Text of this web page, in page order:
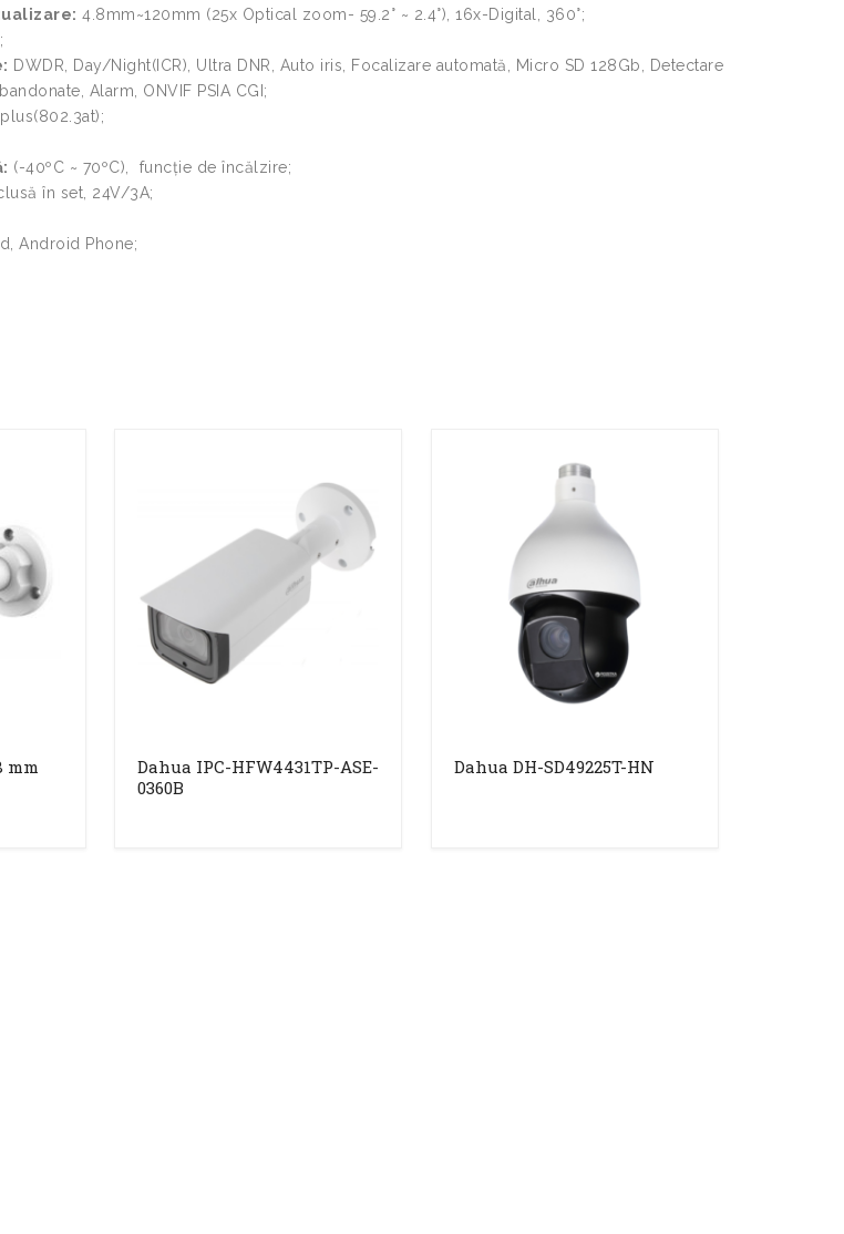
4.8mm~120mm (25x Optical zoom- 59.2° ~ 2.4°), 16x-Digital, 360°;
DWDR, Day/Night(ICR), Ultra DNR, Auto iris, Focalizare automată, Micro SD 128Gb, Detectare
Alarm, ONVIF PSIA CGI;
plus(802.3at);
(-40ºC ~ 70ºC), funcție de încălzire;
în set, 24V/3A;
Android Phone;
mm
Dahua IPC-HFW4431TP-ASE-
0360B
Dahua DH-SD49225T-HN